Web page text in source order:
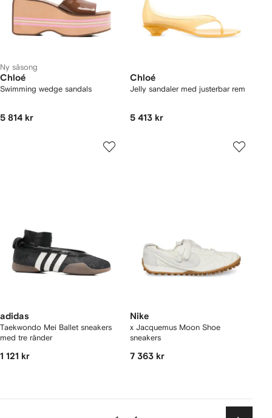
Ny säsong
Chloé
Swimming wedge sandals
5 814 kr
Chloé
Jelly sandaler med justerbar rem
5 413 kr
adidas
Taekwondo Mei Ballet sneakers
med tre ränder
1 121 kr
Nike
x Jacquemus Moon Shoe
sneakers
7 363 kr